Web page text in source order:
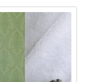
Max iPhone 15 Pro
Max จุดเด่นของ
รับจำนำได้วงเงินดี แม้
ำไอโฟน หรือ รับฝากไอ
นิยมสำหรับการรับจำนำ
งแรงที่สุด โดยเฉพาะรุ่น
Galaxy S24 Ultra